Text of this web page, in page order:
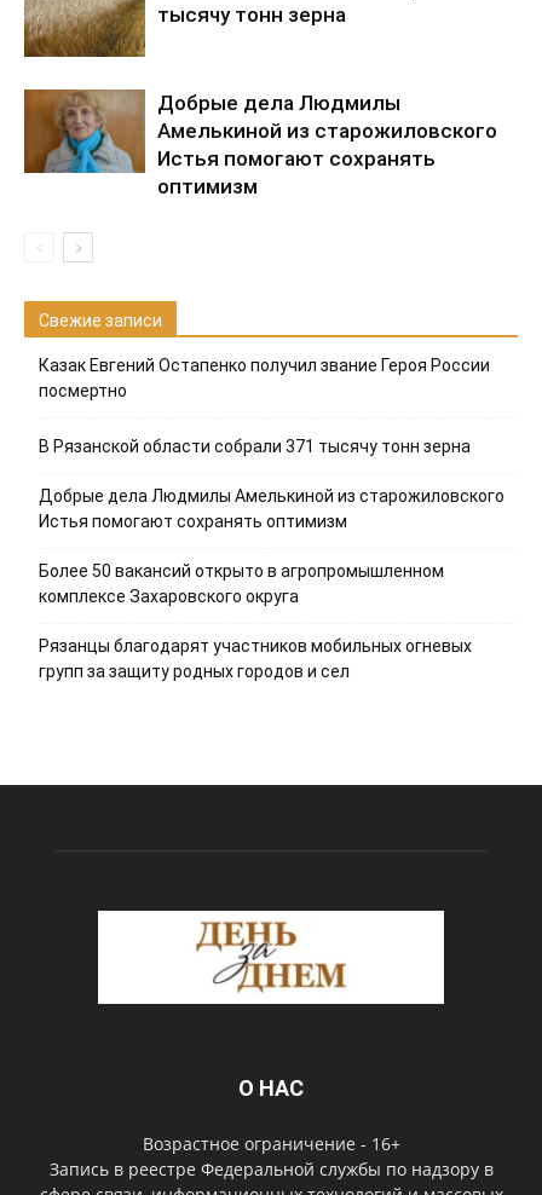
тысячу тонн зерна
Добрые дела Людмилы
Амелькиной из старожиловского
Истья помогают сохранять
оптимизм
Свежие записи
Казак Евгений Остапенко получил звание Героя России
посмертно
В Рязанской области собрали 371 тысячу тонн зерна
Добрые дела Людмилы Амелькиной из старожиловского
Истья помогают сохранять оптимизм
Более 50 вакансий открыто в агропромышленном
комплексе Захаровского округа
Рязанцы благодарят участников мобильных огневых
групп за защиту родных городов и сел
О НАС
Возрастное ограничение - 16+
Запись в реестре Федеральной службы по надзору в